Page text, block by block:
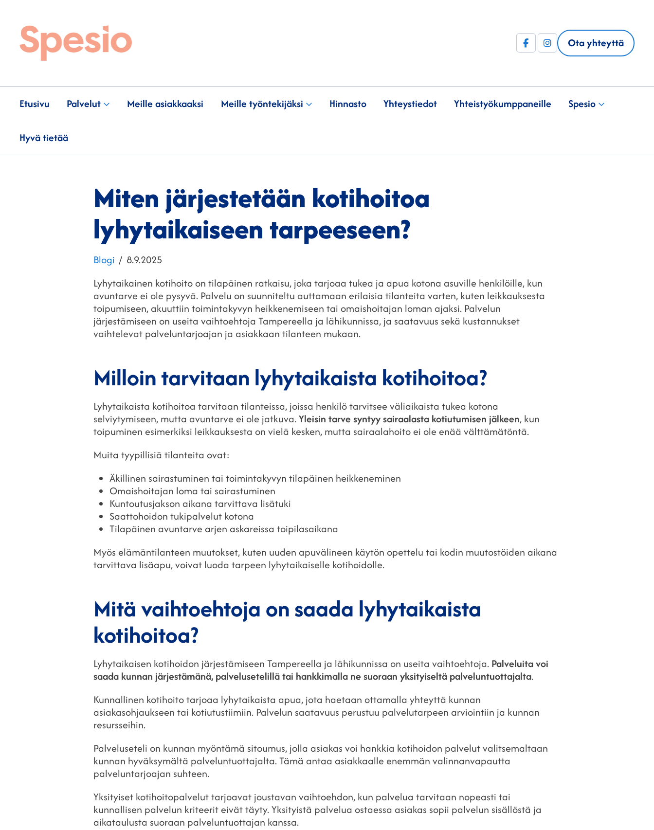
FacebookInstagramOta yhteyttä
Etusivu Palvelut Meille asiakkaaksi Meille työntekijäksi Hinnasto Yhteystiedot Yhteistyö­kumppaneille Spesio
Hyvä tietää
Miten järjestetään kotihoitoa
lyhytaikaiseen tarpeeseen?
Kategoriat
Blogi Julkaistu
8.9.2025
Lyhytaikainen kotihoito on tilapäinen ratkaisu, joka tarjoaa tukea ja apua kotona asuville henkilöille, kun
avuntarve ei ole pysyvä. Palvelu on suunniteltu auttamaan erilaisia tilanteita varten, kuten leikkauksesta
toipumiseen, akuuttiin toimintakyvyn heikkenemiseen tai omaishoitajan loman ajaksi. Palvelun
järjestämiseen on useita vaihtoehtoja Tampereella ja lähikunnissa, ja saatavuus sekä kustannukset
vaihtelevat palveluntarjoajan ja asiakkaan tilanteen mukaan.
Milloin tarvitaan lyhytaikaista kotihoitoa?
Lyhytaikaista kotihoitoa tarvitaan tilanteissa, joissa henkilö tarvitsee väliaikaista tukea kotona
selviytymiseen, mutta avuntarve ei ole jatkuva. Yleisin tarve syntyy sairaalasta kotiutumisen jälkeen, kun
toipuminen esimerkiksi leikkauksesta on vielä kesken, mutta sairaalahoito ei ole enää välttämätöntä.
Muita tyypillisiä tilanteita ovat:
Äkillinen sairastuminen tai toimintakyvyn tilapäinen heikkeneminen
Omaishoitajan loma tai sairastuminen
Kuntoutusjakson aikana tarvittava lisätuki
Saattohoidon tukipalvelut kotona
Tilapäinen avuntarve arjen askareissa toipilasaikana
Myös elämäntilanteen muutokset, kuten uuden apuvälineen käytön opettelu tai kodin muutostöiden aikana
tarvittava lisäapu, voivat luoda tarpeen lyhytaikaiselle kotihoidolle.
Mitä vaihtoehtoja on saada lyhytaikaista
kotihoitoa?
Lyhytaikaisen kotihoidon järjestämiseen Tampereella ja lähikunnissa on useita vaihtoehtoja. Palveluita voi
saada kunnan järjestämänä, palvelusetelillä tai hankkimalla ne suoraan yksityiseltä palveluntuottajalta.
Kunnallinen kotihoito tarjoaa lyhytaikaista apua, jota haetaan ottamalla yhteyttä kunnan
asiakasohjaukseen tai kotiutustiimiin. Palvelun saatavuus perustuu palvelutarpeen arviointiin ja kunnan
resursseihin.
Palveluseteli on kunnan myöntämä sitoumus, jolla asiakas voi hankkia kotihoidon palvelut valitsemaltaan
kunnan hyväksymältä palveluntuottajalta. Tämä antaa asiakkaalle enemmän valinnanvapautta
palveluntarjoajan suhteen.
Yksityiset kotihoitopalvelut tarjoavat joustavan vaihtoehdon, kun palvelua tarvitaan nopeasti tai
kunnallisen palvelun kriteerit eivät täyty. Yksityistä palvelua ostaessa asiakas sopii palvelun sisällöstä ja
aikataulusta suoraan palveluntuottajan kanssa.